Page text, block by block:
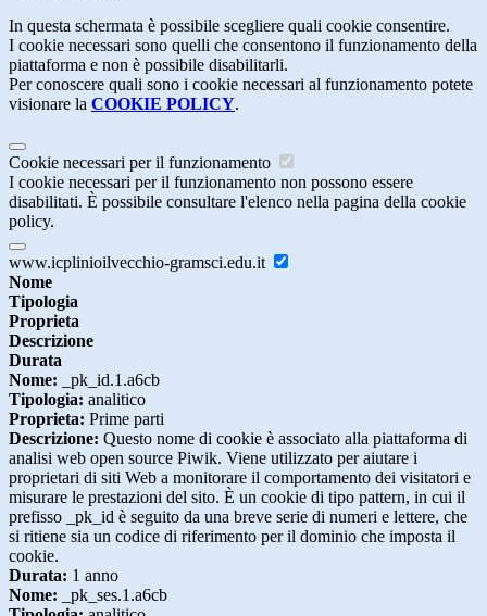
In questa schermata è possibile scegliere quali cookie consentire.
I cookie necessari sono quelli che consentono il funzionamento della
piattaforma e non è possibile disabilitarli.
Per conoscere quali sono i cookie necessari al funzionamento potete
visionare la COOKIE POLICY.
Cookie necessari per il funzionamento
I cookie necessari per il funzionamento non possono essere
disabilitati. È possibile consultare l'elenco nella pagina della cookie
policy.
www.icplinioilvecchio-gramsci.edu.it
Nome
Tipologia
Proprieta
Descrizione
Durata
Nome: _pk_id.1.a6cb
Tipologia: analitico
Proprieta: Prime parti
Descrizione: Questo nome di cookie è associato alla piattaforma di
analisi web open source Piwik. Viene utilizzato per aiutare i
proprietari di siti Web a monitorare il comportamento dei visitatori e
misurare le prestazioni del sito. È un cookie di tipo pattern, in cui il
prefisso _pk_id è seguito da una breve serie di numeri e lettere, che
si ritiene sia un codice di riferimento per il dominio che imposta il
cookie.
Durata: 1 anno
Nome: _pk_ses.1.a6cb